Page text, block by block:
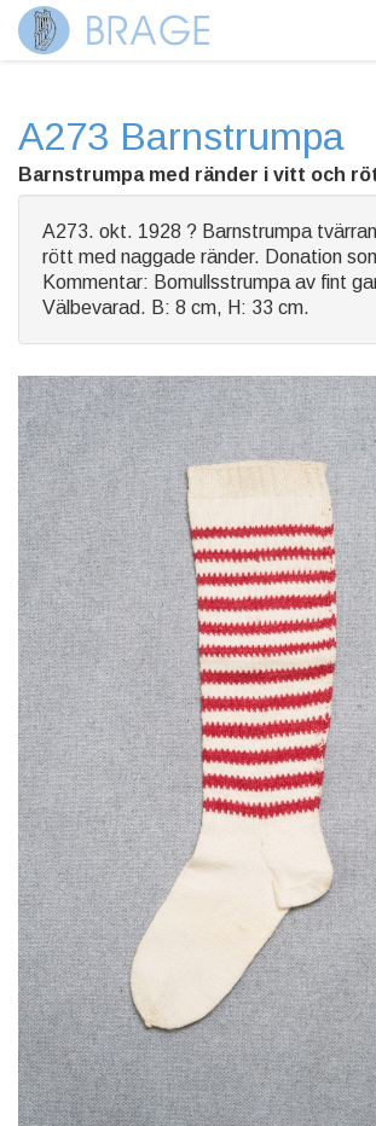
A273 Barnstrumpa
Barnstrumpa med ränder i vitt och
A273. okt. 1928 ? Barnstrumpa
rött med naggade ränder. Donation
Kommentar: Bomullsstrumpa av fint
Välbevarad. B: 8 cm, H: 33 cm.